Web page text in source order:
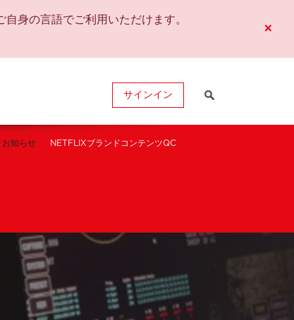
身の言語でご利用いただけます。
×
サインイン
お知らせ NETFLIXブランドコンテンツQC